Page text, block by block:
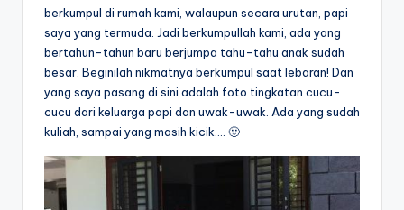
berkumpul di rumah kami, walaupun secara urutan, papi
saya yang termuda. Jadi berkumpullah kami, ada yang
bertahun-tahun baru berjumpa tahu-tahu anak sudah
besar. Beginilah nikmatnya berkumpul saat lebaran! Dan
yang saya pasang di sini adalah foto tingkatan cucu-
cucu dari keluarga papi dan uwak-uwak. Ada yang sudah
kuliah, sampai yang masih kicik…. 🙂